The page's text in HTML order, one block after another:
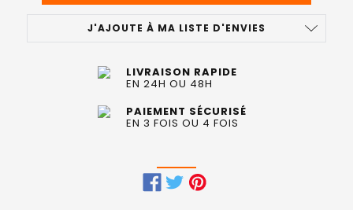
J'AJOUTE À MA LISTE D'ENVIES
LIVRAISON RAPIDE
EN 24H OU 48H
PAIEMENT SÉCURISÉ
EN 3 FOIS OU 4 FOIS